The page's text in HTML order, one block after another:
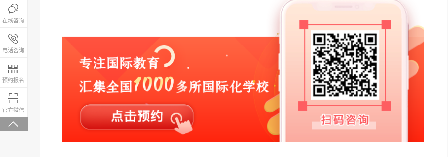

在线咨询

电话咨询
报名咨询热线

预约报名

官方微信 微信关注，回复“学校大礼包”有惊喜
